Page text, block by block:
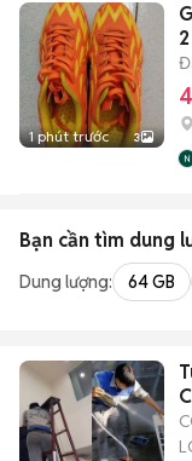
1 phút trước 3
Bạn cần tìm dung
Dung lượng: 64 GB